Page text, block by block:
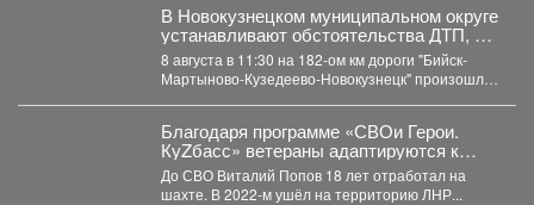
️В Новокузнецком муниципальном округе
устанавливают обстоятельства ДТП, в
котором травмированы пять человек
двое из которых дети
8 августа в 11:30 на 182-ом км дороги "Бийск-
Мартыново-Кузедеево-Новокузнецк" произошло
Благодаря программе «СВОи Герои.
КуZбасс» ветераны адаптируются к
мирной жизни и находят новый вектор
развития.
До СВО Виталий Попов 18 лет отработал на
шахте. В 2022-м ушёл на территорию ЛНР...